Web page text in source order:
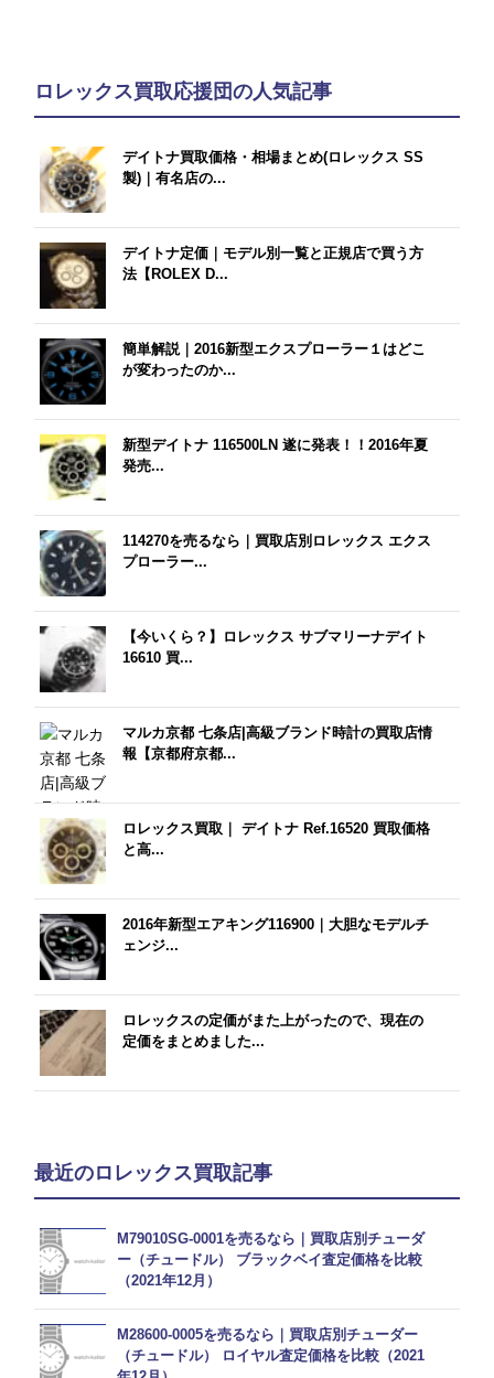
ロレックス買取応援団の人気記事
デイトナ買取価格・相場まとめ(ロレックス SS
製)｜有名店の...
デイトナ定価｜モデル別一覧と正規店で買う方
法【ROLEX D...
簡単解説｜2016新型エクスプローラー１はどこ
が変わったのか...
新型デイトナ 116500LN 遂に発表！！2016年夏
発売...
114270を売るなら｜買取店別ロレックス エクス
プローラー...
【今いくら？】ロレックス サブマリーナデイト
16610 買...
マルカ京都 七条店|高級ブランド時計の買取店情
報【京都府京都...
ロレックス買取｜ デイトナ Ref.16520 買取価格
と高...
2016年新型エアキング116900｜大胆なモデルチ
ェンジ...
ロレックスの定価がまた上がったので、現在の
定価をまとめました...
最近のロレックス買取記事
M79010SG-0001を売るなら｜買取店別チューダ
ー（チュードル） ブラックベイ査定価格を比較
（2021年12月）
M28600-0005を売るなら｜買取店別チューダー
（チュードル） ロイヤル査定価格を比較（2021